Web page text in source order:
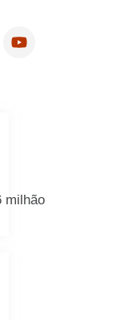
milhão